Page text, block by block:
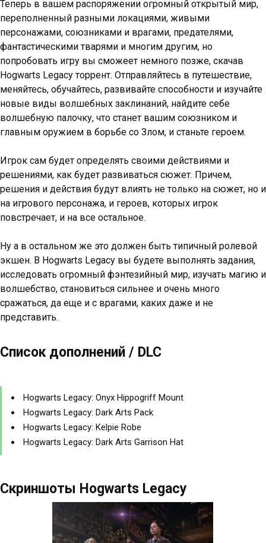
Теперь в вашем распоряжении огромный открытый мир,
переполненный разными локациями, живыми
персонажами, союзниками и врагами, предателями,
фантастическими тварями и многим другим, но
попробовать игру вы сможеет немного позже, скачав
Hogwarts Legacy торрент. Отправляйтесь в путешествие,
меняйтесь, обучайтесь, развивайте способности и изучайте
новые виды волшебных заклинаний, найдите себе
волшебную палочку, что станет вашим союзником и
главным оружием в борьбе со Злом, и станьте героем.
Игрок сам будет определять своими действиями и
решениями, как будет развиваться сюжет. Причем,
решения и действия будут влиять не только на сюжет, но и
на игрового персонажа, и героев, которых игрок
повстречает, и на все остальное.
Ну а в остальном же это должен быть типичный ролевой
экшен. В Hogwarts Legacy вы будете выполнять задания,
исследовать огромный фэнтезийный мир, изучать магию и
волшебство, становиться сильнее и очень много
сражаться, да еще и с врагами, каких даже и не
представить.
Список дополнений / DLC
Hogwarts Legacy: Onyx Hippogriff Mount
Hogwarts Legacy: Dark Arts Pack
Hogwarts Legacy: Kelpie Robe
Hogwarts Legacy: Dark Arts Garrison Hat
Скриншоты Hogwarts Legacy